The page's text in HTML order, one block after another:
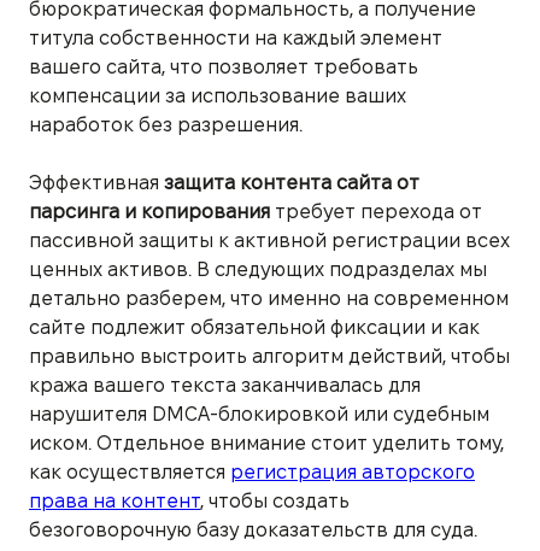
бюрократическая формальность, а получение
титула собственности на каждый элемент
вашего сайта, что позволяет требовать
компенсации за использование ваших
наработок без разрешения.
Эффективная защита контента сайта от
парсинга и копирования требует перехода от
пассивной защиты к активной регистрации всех
ценных активов. В следующих подразделах мы
детально разберем, что именно на современном
сайте подлежит обязательной фиксации и как
правильно выстроить алгоритм действий, чтобы
кража вашего текста заканчивалась для
нарушителя DMCA-блокировкой или судебным
иском. Отдельное внимание стоит уделить тому,
как осуществляется регистрация авторского
права на контент, чтобы создать
безоговорочную базу доказательств для суда.